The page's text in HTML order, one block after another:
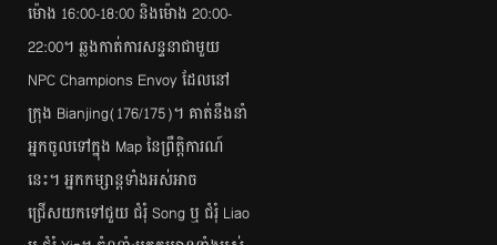
ម៉ោង 16:00-18:00 និងម៉ោង 20:00-
22:00។ ឆ្លងកាត់ការសន្ទនាជាមួយ
NPC Champions Envoy ដែលនៅ
ក្រុង Bianjing(176/175)។ គាត់នឹងនាំ
អ្នកចូលទៅក្នុង Map នៃព្រឹត្តិការណ៍
នេះ។ អ្នកកម្សាន្តទាំងអស់អាច
ជ្រើសយកទៅជួយ ជំរុំ Song ឬ ជំរុំ Liao